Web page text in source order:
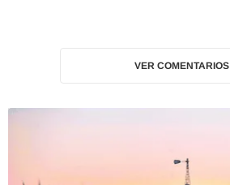
VER COMENTARIOS